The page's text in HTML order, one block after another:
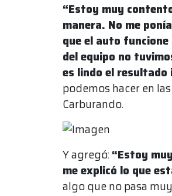
“Estoy muy
manera. No me
que el auto
del equipo no
es lindo el resultado
podemos hacer en
Carburando.
Y agregó:“Estoy
me explicó lo que
algo que no pasa